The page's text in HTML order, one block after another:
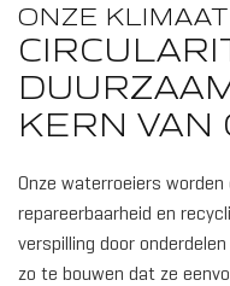
ONZE
KERN VAN
Onze waterroeiers
repareerbaarheid en
verspilling door
zo te bouwen dat ze